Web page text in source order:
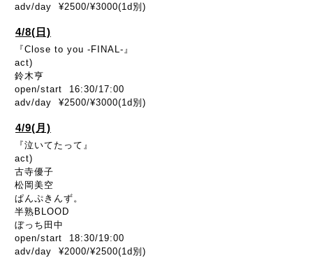
adv/day ¥2500/¥3000(1d別)
4/8(日)
『Close to you -FINAL-』
act)
鈴木亨
open/start 16:30/17:00
adv/day ¥2500/¥3000(1d別)
4/9(月)
『泣いてたって』
act)
古寺優子
松岡美空
ぱんぷきんず。
半熟BLOOD
ぼっち田中
open/start 18:30/19:00
adv/day ¥2000/¥2500(1d別)